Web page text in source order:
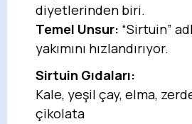
diyetlerinden biri.
Temel Unsur: “Sirtuin”
yakımını hızlandırıyor.
Sirtuin Gıdaları:
Kale, yeşil çay, elma,
çikolata